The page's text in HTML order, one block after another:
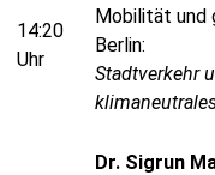
14:20
Uhr
Mobilität und
Berlin:
Stadtverkehr
Dr. Sigrun